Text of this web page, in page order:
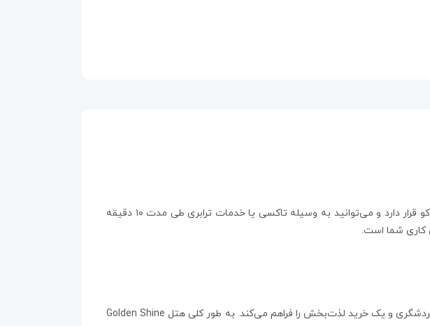
هتل گلدن شاین باکو (Golden Shine Hotel) در فاصله‌ی ۲۰ دقیقه‌ای از فرودگاه بین‌المللی شهر باکو قرار دارد و می‌توانید به وسیله تاکسی یا خدمات ترابری طی مدت ۱۰ دقیقه
کاری شما است.
به دلیل فاصله کم هتل گلدن شاین به مراکز خرید و ایستگاه مترو، دسترسی آسان به جاذبه‌های گردشگری و یک خرید لذت‌بخش را فراهم می‌کند. به طور کلی هتل Golden Shine